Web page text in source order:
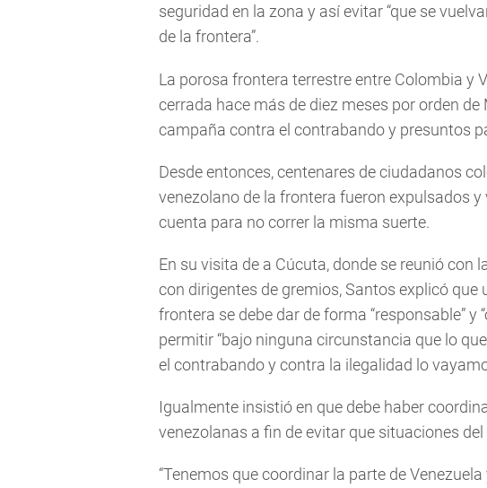
seguridad en la zona y así evitar “que se
de la frontera”.
La porosa frontera terrestre entre Colombia y
cerrada hace más de diez meses por orden
campaña contra el contrabando y presuntos
Desde entonces, centenares de ciudadanos
venezolano de la frontera fueron expulsados
cuenta para no correr la misma suerte.
En su visita de a Cúcuta, donde se reunió con
con dirigentes de gremios, Santos explicó que
frontera se debe dar de forma “responsable” y
permitir “bajo ninguna circunstancia que lo
el contrabando y contra la ilegalidad lo
Igualmente insistió en que debe haber
venezolanas a fin de evitar que situaciones
“Tenemos que coordinar la parte de